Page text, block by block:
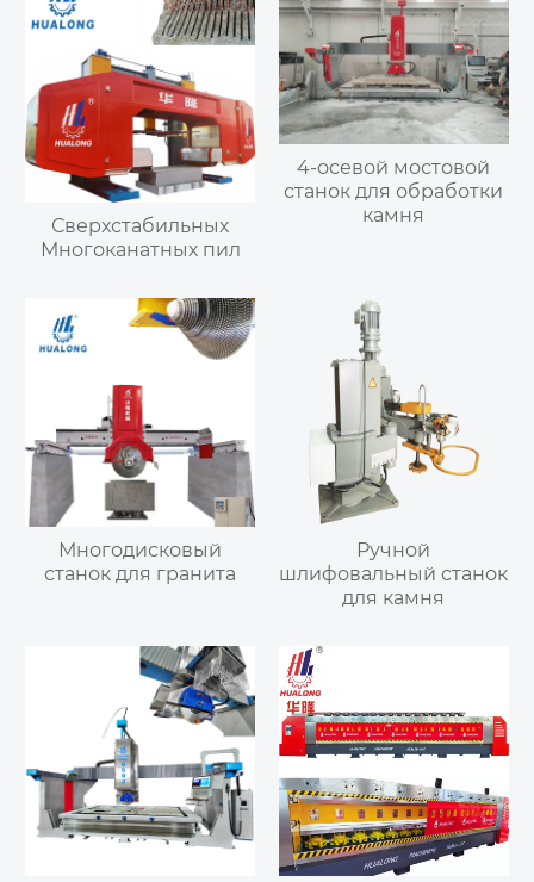
Сверхстабильных
Многоканатных пил
4-осевой мостовой
станок для обработки
камня
Многодисковый
станок для гранита
Ручной
шлифовальный станок
для камня